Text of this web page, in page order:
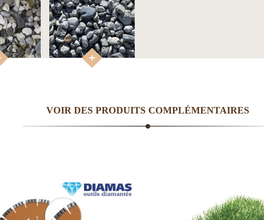
VOIR DES PRODUITS COMPLÉMENTAIRES